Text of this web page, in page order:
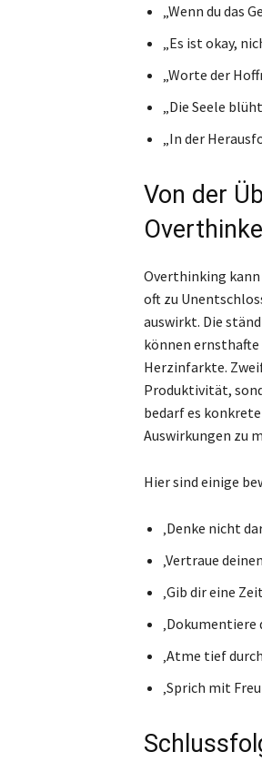
„Wenn du das
„Es ist okay,
„Worte der
„Die Seele
„In der
Von der
Overthinking kann
oft zu
auswirkt. Die
können
Herzinfarkte.
Produktivität,
bedarf es
Auswirkungen zu
Hier sind einige
‚Denke nicht
‚Vertraue
‚Gib dir eine
‚Dokumentiere
‚Atme tief
‚Sprich mit